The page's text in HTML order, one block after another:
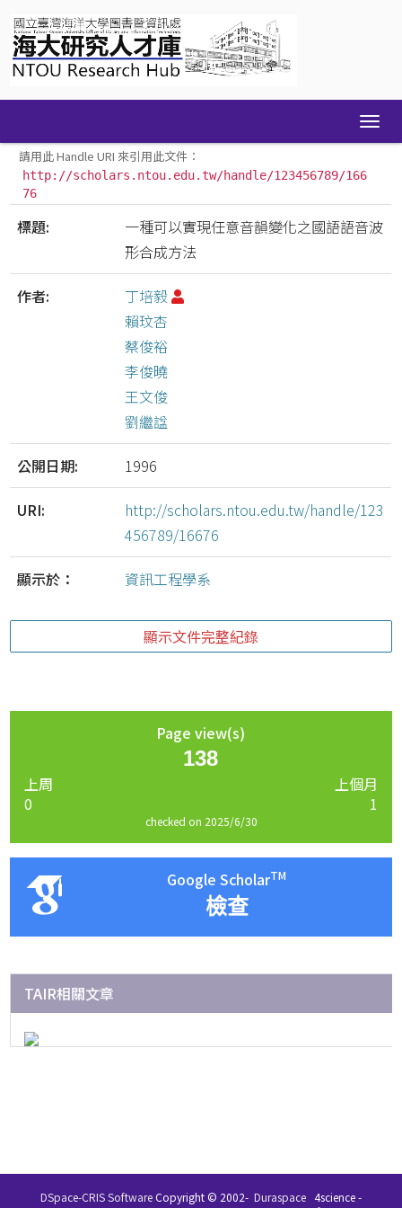
navigation
請用此 Handle URI 來引用此文件：
http://scholars.ntou.edu.tw/handle/123456789/166
76
標題:
一種可以實現任意音韻變化之國語語音波
形合成方法
作者:
丁培毅
賴玟杏
蔡俊裕
李俊曉
王文俊
劉繼諡
公開日期: 1996
URI:
http://scholars.ntou.edu.tw/handle/123
456789/16676
顯示於： 資訊工程學系
顯示文件完整紀錄
Page view(s)
138
上周
0
上個月
1
checked on 2025/6/30
Google ScholarTM
檢查
TAIR相關文章
在 IR 系統中的文件，除了特別指名其著作權條款之外，
DSpace-CRIS SoftwareCopyright © 2002- Duraspace 4science -